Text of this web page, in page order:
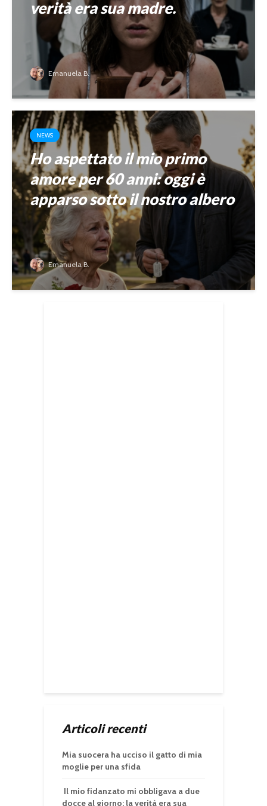
verità era sua madre.
Emanuela B.
NEWS
Ho aspettato il mio primo
amore per 60 anni: oggi è
apparso sotto il nostro albero
Emanuela B.
Articoli recenti
Mia suocera ha ucciso il gatto di mia
moglie per una sfida
Il mio fidanzato mi obbligava a due
docce al giorno: la verità era sua